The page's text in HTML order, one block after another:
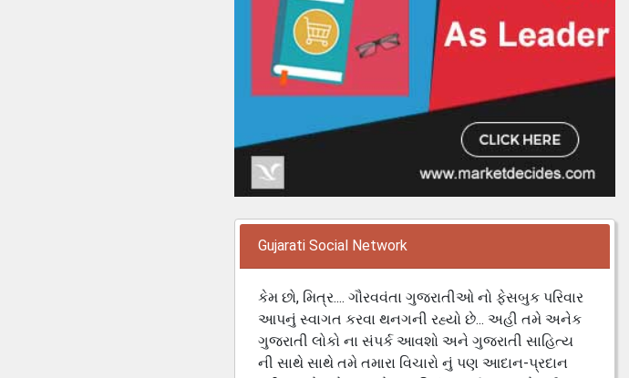
Gujarati Social Network
કેમ છો, મિત્ર.... ગૌરવવંતા ગુજરાતીઓ નો ફેસબુક પરિવાર
આપનું સ્વાગત કરવા થનગની રહ્યો છે... અહી તમે અનેક
ગુજરાતી લોકો ના સંપર્ક આવશો અને ગુજરાતી સાહિત્ય
ની સાથે સાથે તમે તમારા વિચારો નું પણ આદાન-પ્રદાન